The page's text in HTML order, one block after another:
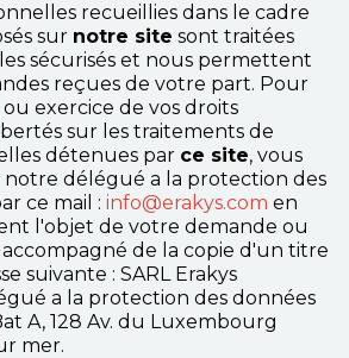
recueillies dans le cadre
sur notre site sont traitées
sécurisés et nous permettent
reçues de votre part. Pour
exercice de vos droits
sur les traitements de
détenues par ce site, vous
délégué a la protection des
ce mail : info@erakys.com en
l'objet de votre demande ou
de la copie d'un titre
suivante : SARL Erakys
a la protection des données
A, 128 Av. du Luxembourg
mer.